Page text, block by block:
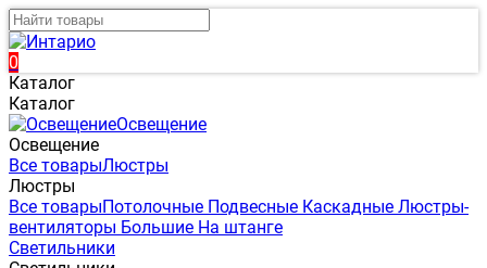
0
Каталог
Каталог
Освещение
Освещение
Все товарыЛюстры
Люстры
Все товарыПотолочные Подвесные Каскадные Люстры-
вентиляторы Большие На штанге
Светильники